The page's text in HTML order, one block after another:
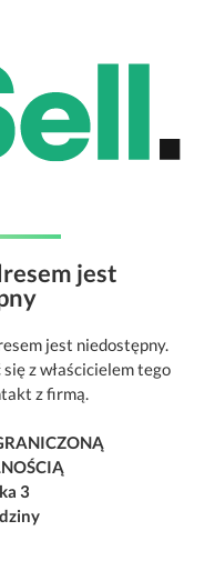
jest
jest niedostępny.
z właścicielem tego
z firmą.
3